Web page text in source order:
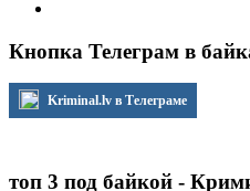
Кнопка Телеграм в
Kriminal.lv в Телеграме
топ 3 под байкой -